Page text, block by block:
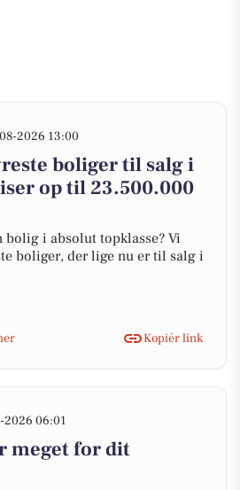
2026 13:00
boliger til salg i
op til 23.500.000
bolig i absolut topklasse? Vi
boliger, der lige nu er til salg i
Kopiér link
2026 06:01
meget for dit